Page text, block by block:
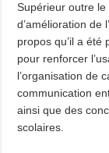
Supérieur outre
d’amélioration de
propos qu’il a été
pour renforcer
l’organisation de
communication
ainsi que des
scolaires.